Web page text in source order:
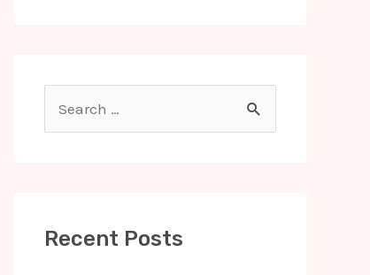
e
hRecent Posts